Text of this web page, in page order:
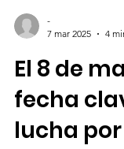
-
7 mar 2025
4
El 8 de
fecha